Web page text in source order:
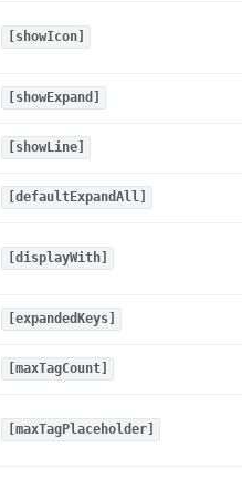
[showIcon]
[showExpand]
[showLine]
[defaultExpandAll]
[displayWith]
[expandedKeys]
[maxTagCount]
[maxTagPlaceholder]